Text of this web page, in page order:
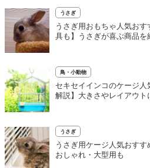
うさぎ
うさぎ用おもちゃ人気お
具も】うさぎが喜ぶ商品を
鳥・小動物
セキセイインコのケージ
解説】大きさやレイアウト
うさぎ
うさぎ用ケージ人気おすす
おしゃれ・大型用も